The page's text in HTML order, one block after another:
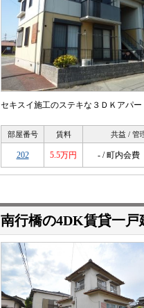
セキスイ施工のステキな３ＤＫアパ
部屋番号 賃料 共益 / 管
202 5.5万円 - / 町内会
南行橋の4DK賃貸一戸